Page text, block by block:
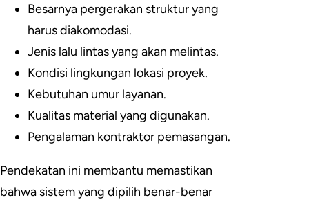
Besarnya pergerakan struktur yang
harus diakomodasi.
Jenis lalu lintas yang akan melintas.
Kondisi lingkungan lokasi proyek.
Kebutuhan umur layanan.
Kualitas material yang digunakan.
Pengalaman kontraktor pemasangan.
Pendekatan ini membantu memastikan
bahwa sistem yang dipilih benar-benar